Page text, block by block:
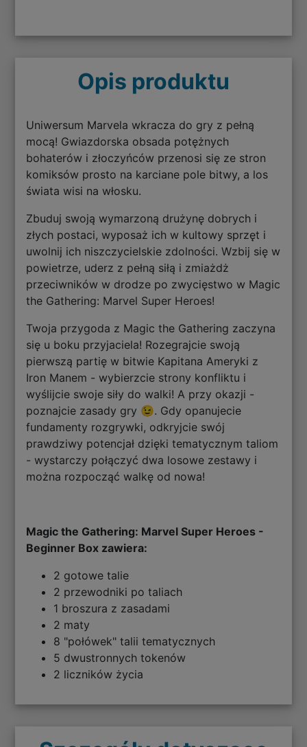
Opis produktu
Uniwersum Marvela wkracza do gry z pełną
mocą! Gwiazdorska obsada potężnych
bohaterów i złoczyńców przenosi się ze stron
komiksów prosto na karciane pole bitwy, a los
świata wisi na włosku.
Zbuduj swoją wymarzoną drużynę dobrych i
złych postaci, wyposaż ich w kultowy sprzęt i
uwolnij ich niszczycielskie zdolności. Wzbij się w
powietrze, uderz z pełną siłą i zmiażdż
przeciwników w drodze po zwycięstwo w Magic
the Gathering: Marvel Super Heroes!
Twoja przygoda z Magic the Gathering zaczyna
się u boku przyjaciela! Rozegrajcie swoją
pierwszą partię w bitwie Kapitana Ameryki z
Iron Manem - wybierzcie strony konfliktu i
wyślijcie swoje siły do walki! A przy okazji -
poznajcie zasady gry 😉. Gdy opanujecie
fundamenty rozgrywki, odkryjcie swój
prawdziwy potencjał dzięki tematycznym taliom
- wystarczy połączyć dwa losowe zestawy i
można rozpocząć walkę od nowa!
Magic the Gathering: Marvel Super Heroes -
Beginner Box zawiera:
2 gotowe talie
2 przewodniki po taliach
1 broszura z zasadami
2 maty
8 "połówek" talii tematycznych
5 dwustronnych tokenów
2 liczników życia